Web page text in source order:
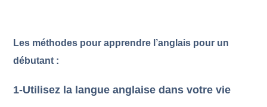
Les méthodes pourapprendre l’anglais pour un
débutant :
1-Utilisez la langue anglaise dans votre vie